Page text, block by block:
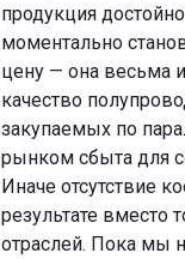
продукция
моментально
цену — она весьма
качество
закупаемых по
рынком сбыта для
Иначе отсутствие
результате вместо
отраслей. Пока мы